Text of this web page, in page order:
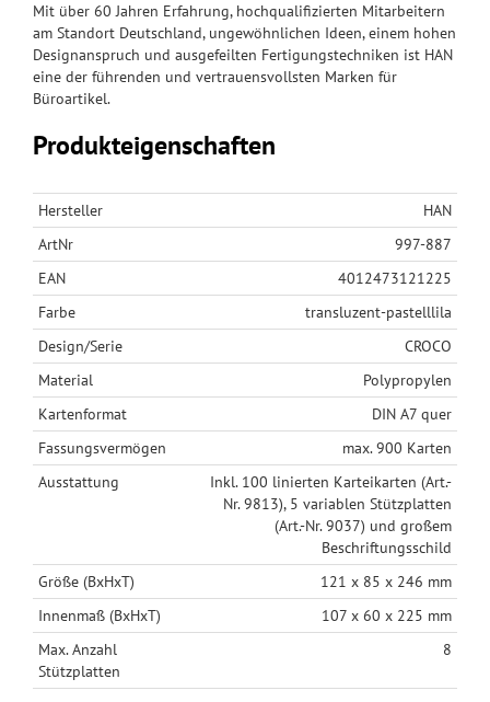
Mit über 60 Jahren Erfahrung, hochqualifizierten Mitarbeitern
am Standort Deutschland, ungewöhnlichen Ideen, einem hohen
Designanspruch und ausgefeilten Fertigungstechniken ist HAN
eine der führenden und vertrauensvollsten Marken für
Büroartikel.
Produkteigenschaften
Hersteller
HAN
ArtNr
997-887
EAN
4012473121225
Farbe
transluzent-pastelllila
Design/Serie
CROCO
Material
Polypropylen
Kartenformat
DIN A7 quer
Fassungsvermögen
max. 900 Karten
Ausstattung
Inkl. 100 linierten Karteikarten (Art.-
Nr. 9813), 5 variablen Stützplatten
(Art.-Nr. 9037) und großem
Beschriftungsschild
Größe (BxHxT)
121 x 85 x 246 mm
Innenmaß (BxHxT)
107 x 60 x 225 mm
Max. Anzahl
Stützplatten
8